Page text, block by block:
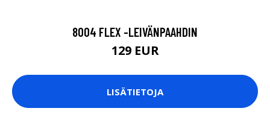
8004 FLEX -LEIVÄNPAAHDIN
129 EUR
LISÄTIETOJA